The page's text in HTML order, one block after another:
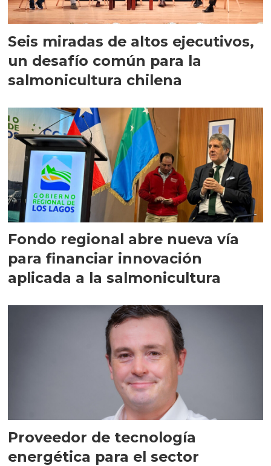
Seis miradas de altos ejecutivos,
un desafío común para la
salmonicultura chilena
Fondo regional abre nueva vía
para financiar innovación
aplicada a la salmonicultura
Proveedor de tecnología
energética para el sector